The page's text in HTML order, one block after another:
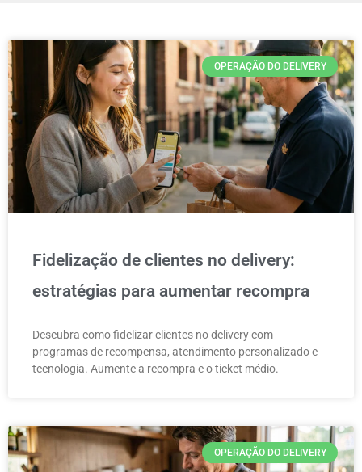
OPERAÇÃO DO DELIVERY
Fidelização de clientes no delivery:
estratégias para aumentar recompra
Descubra como fidelizar clientes no delivery com
programas de recompensa, atendimento personalizado e
tecnologia. Aumente a recompra e o ticket médio.
OPERAÇÃO DO DELIVERY